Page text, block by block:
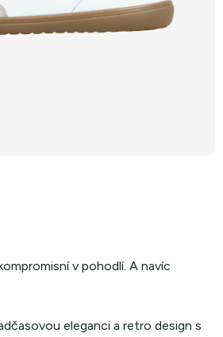
v pohodlí. A navíc
eleganci a retro design s